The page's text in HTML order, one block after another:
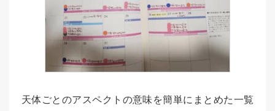
天体ごとのアスペクトの意味を簡単にまとめた一覧